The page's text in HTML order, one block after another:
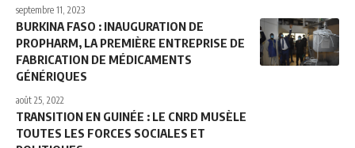
septembre 11, 2023
BURKINA FASO : INAUGURATION DE
PROPHARM, LA PREMIÈRE ENTREPRISE DE
FABRICATION DE MÉDICAMENTS
GÉNÉRIQUES
août 25, 2022
TRANSITION EN GUINÉE : LE CNRD MUSÈLE
TOUTES LES FORCES SOCIALES ET